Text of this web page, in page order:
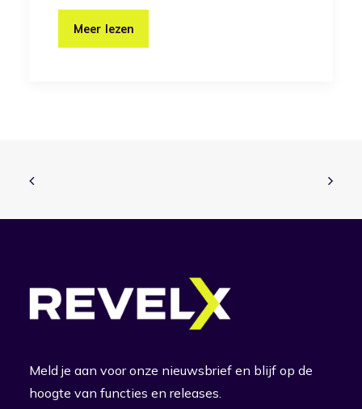
Meer lezen
Meld je aan voor onze nieuwsbrief en blijf op de
hoogte van functies en releases.